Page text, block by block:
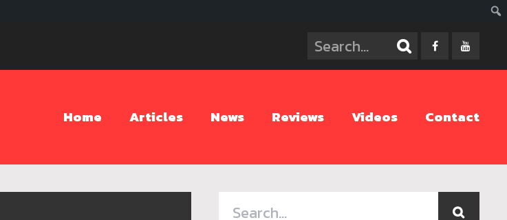
Home Articles News Reviews Videos Contact